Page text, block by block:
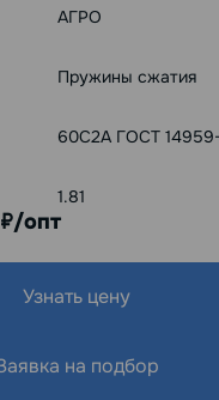
АГРО
Пружины сжатия
60С2А ГОСТ
1.81
руб./опт
Узнать цену
на подбор